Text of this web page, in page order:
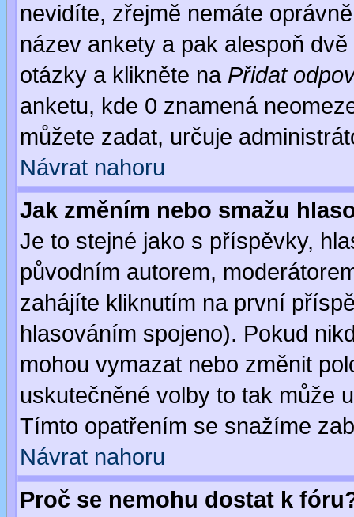
nevidíte, zřejmě nemáte
název ankety a pak alespoň
otázky a klikněte na Přidat
anketu, kde 0 znamená
můžete zadat, určuje
Návrat nahoru
Jak změním nebo smažu
Je to stejné jako s příspěvky,
původním autorem,
zahájíte kliknutím na první
hlasováním spojeno). Pokud
mohou vymazat nebo změnit
uskutečněné volby to tak může
Tímto opatřením se snažíme
Návrat nahoru
Proč se nemohu dostat k